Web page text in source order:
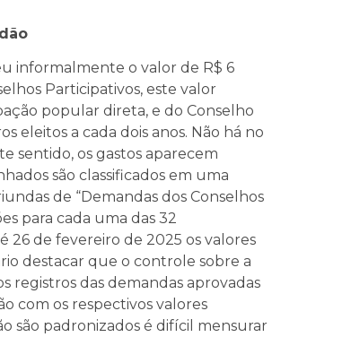
informalmente o valor de R$ 6
Participativos, este valor
popular direta, e do Conselho
eleitos a cada dois anos. Não há no
sentido, os gastos aparecem
são classificados em uma
de “Demandas dos Conselhos
para cada uma das 32
26 de fevereiro de 2025 os valores
destacar que o controle sobre a
registros das demandas aprovadas
com os respectivos valores
são padronizados é difícil mensurar